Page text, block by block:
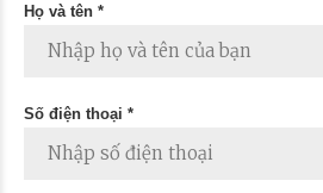
Họ và tên *
Số điện thoại *